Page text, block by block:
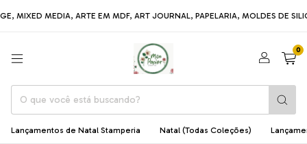
MEDIA, ARTE EM MDF, ART JOURNAL, PAPELARIA, MOLDES DE
0
Lançamentos de Natal Stamperia Natal (Todas Coleções)